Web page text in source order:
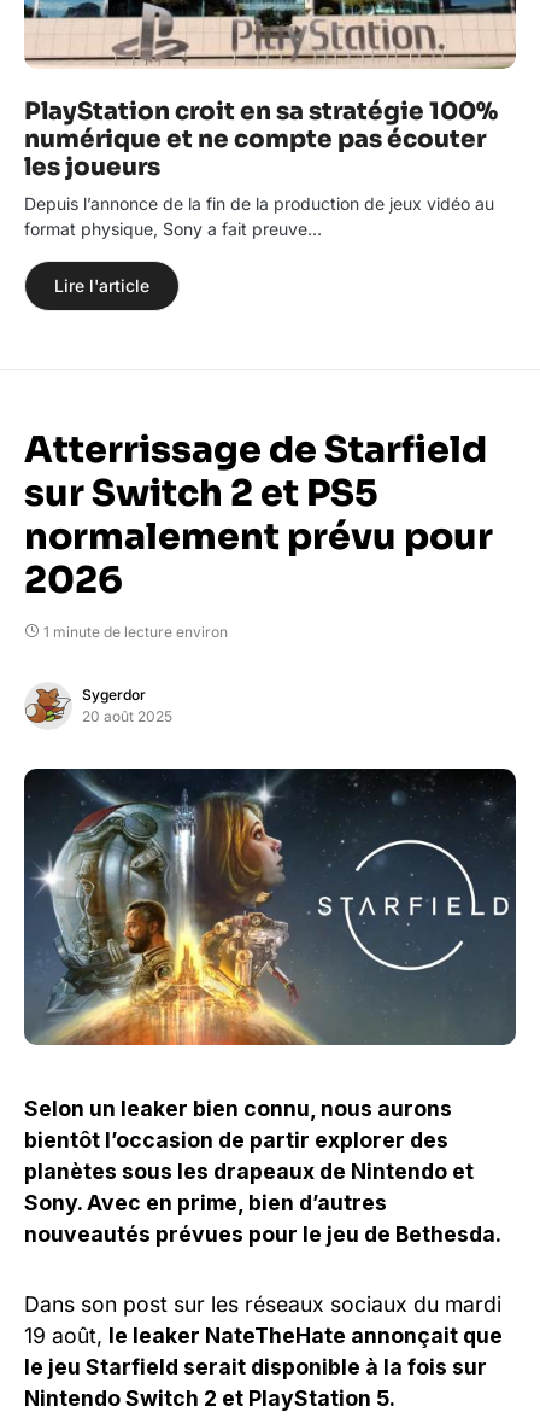
PlayStation croit en sa stratégie 100%
numérique et ne compte pas écouter
les joueurs
Depuis l’annonce de la fin de la production de jeux vidéo au
format physique, Sony a fait preuve…
Lire l'article
Atterrissage de Starfield
sur Switch 2 et PS5
normalement prévu pour
2026
1 minute de lecture environ
Sygerdor
20 août 2025
Selon un leaker bien connu, nous aurons
bientôt l’occasion de partir explorer des
planètes sous les drapeaux de Nintendo et
Sony. Avec en prime, bien d’autres
nouveautés prévues pour le jeu de Bethesda.
Dans son post sur les réseaux sociaux du mardi
19 août, le leaker NateTheHate annonçait que
le jeu Starfield serait disponible à la fois sur
Nintendo Switch 2 et PlayStation 5.